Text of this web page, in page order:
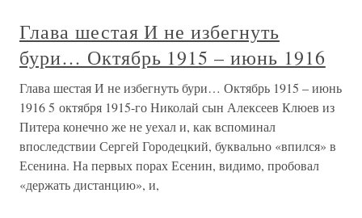
Глава шестая И не избегнуть
бури… Октябрь 1915 – июнь 1916
Глава шестая И не избегнуть бури… Октябрь 1915 – июнь
1916 5 октября 1915-го Николай сын Алексеев Клюев из
Питера конечно же не уехал и, как вспоминал
впоследствии Сергей Городецкий, буквально «впился» в
Есенина. На первых порах Есенин, видимо, пробовал
«держать дистанцию», и,